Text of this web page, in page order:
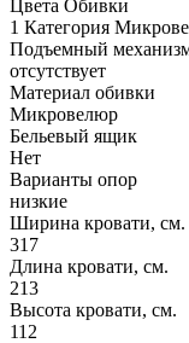
Цвета Обивки
1 Категория
Подъемный
отсутствует
Материал обивки
Микровелюр
Бельевый ящик
Нет
Варианты опор
низкие
Ширина кровати, см.
317
Длина кровати, см.
213
Высота кровати, см.
112